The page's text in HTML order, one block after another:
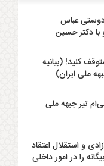
عباس
با دکتر حسین
کنید! (بیانیه
ملی ایران)
تیر جبهه ملی
و استقلال اعتقاد
را در امور داخلی